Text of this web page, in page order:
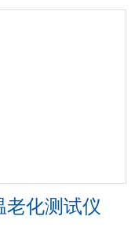
老化测试仪